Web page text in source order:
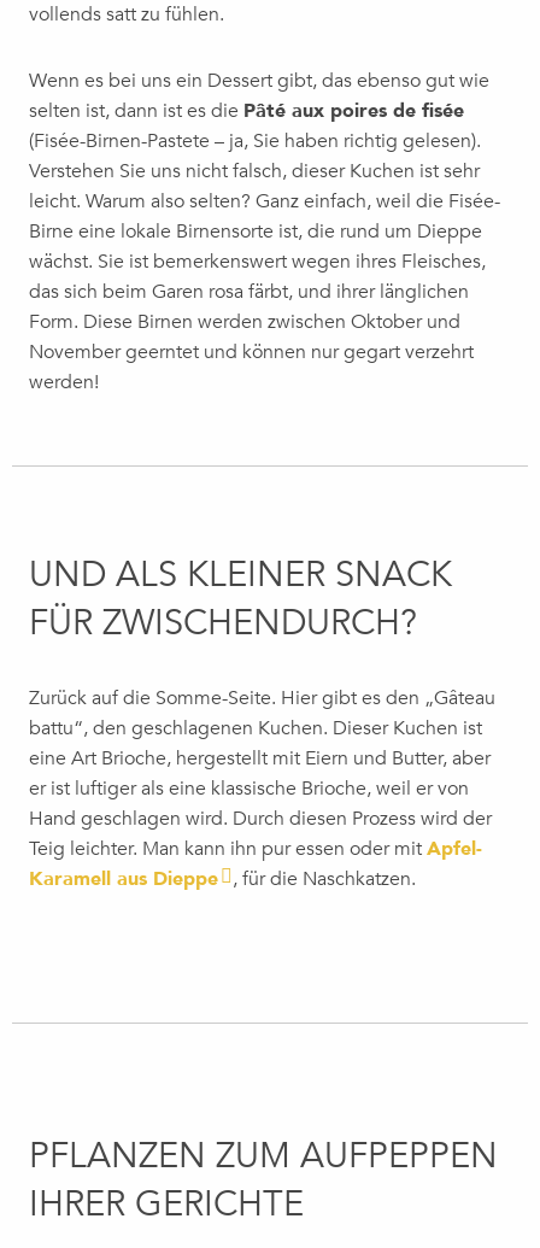
vollends satt zu fühlen.
Wenn es bei uns ein Dessert gibt, das ebenso gut wie
selten ist, dann ist es die Pâté aux poires de fisée
(Fisée-Birnen-Pastete – ja, Sie haben richtig gelesen).
Verstehen Sie uns nicht falsch, dieser Kuchen ist sehr
leicht. Warum also selten? Ganz einfach, weil die Fisée-
Birne eine lokale Birnensorte ist, die rund um Dieppe
wächst. Sie ist bemerkenswert wegen ihres Fleisches,
das sich beim Garen rosa färbt, und ihrer länglichen
Form. Diese Birnen werden zwischen Oktober und
November geerntet und können nur gegart verzehrt
werden!
UND ALS KLEINER SNACK
FÜR ZWISCHENDURCH?
Zurück auf die Somme-Seite. Hier gibt es den „Gâteau
battu“, den geschlagenen Kuchen. Dieser Kuchen ist
eine Art Brioche, hergestellt mit Eiern und Butter, aber
er ist luftiger als eine klassische Brioche, weil er von
Hand geschlagen wird. Durch diesen Prozess wird der
Teig leichter. Man kann ihn pur essen oder mitApfel-
Karamell aus Dieppe , für die Naschkatzen.
PFLANZEN ZUM AUFPEPPEN
IHRER GERICHTE